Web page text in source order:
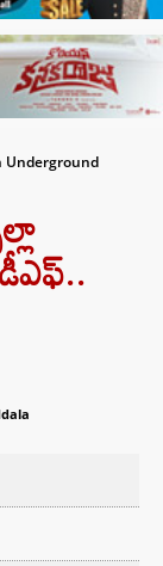
Underground